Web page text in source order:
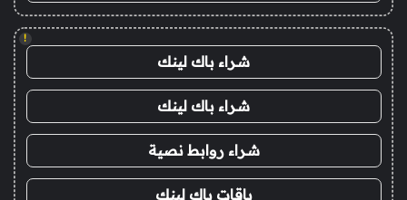
!
شراء باك لينك
شراء باك لينك
شراء روابط نصية
باقات باك لينك